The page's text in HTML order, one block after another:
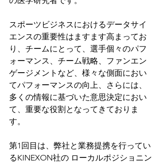
スポーツビジネスにおけるデータサイ
エンスの重要性はますます高まってお
り、チームにとって、選手個々のパフ
ォーマンス、チーム戦略、ファンエン
ゲージメントなど、様々な側面におい
てパフォーマンスの向上、さらには、
多くの情報に基づいた意思決定におい
て、重要な役割となってきておりま
す。
第1回目は、弊社と業務提携を行ってい
るKINEXON社の ローカルポジショニン